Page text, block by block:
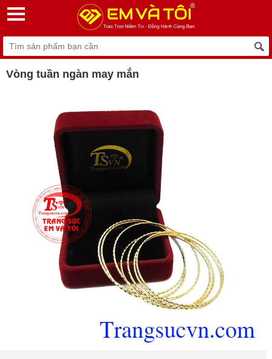
Vòng tuần ngàn may mắn